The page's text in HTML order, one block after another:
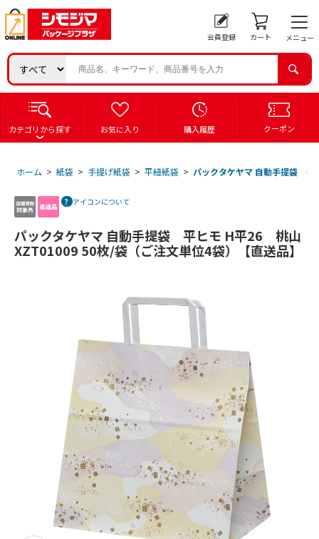
会員登録 カート メニュー
カテゴリから探す お気に入り 購入履歴 クーポン
ホーム > 紙袋 > 手提げ紙袋 > 平紐紙袋 > パックタケヤマ 自動手提袋
アイコンについて
パックタケヤマ 自動手提袋 平ヒモ H平26 桃山
XZT01009 50枚/袋（ご注文単位4袋）【直送品】